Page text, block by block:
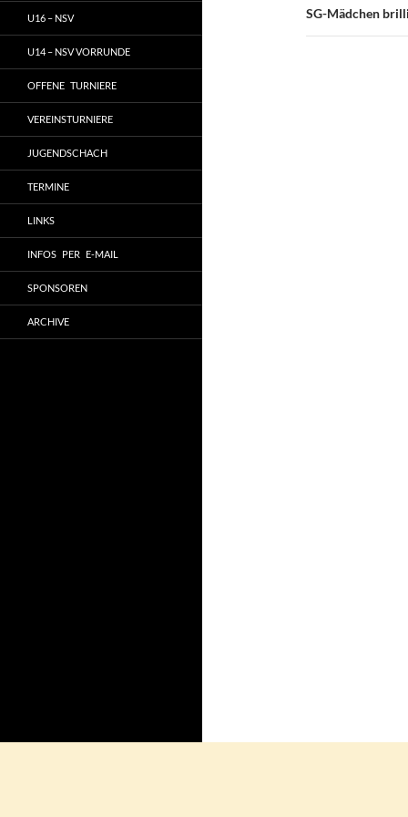
SG-Mädchen
U16 – NSV
U14 – NSV VORRUNDE
OFFENE TURNIERE
VEREINSTURNIERE
JUGENDSCHACH
TERMINE
LINKS
INFOS PER E-MAIL
SPONSOREN
ARCHIVE